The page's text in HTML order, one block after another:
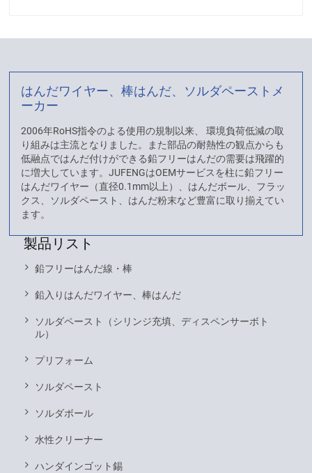
はんだワイヤー、棒はんだ、ソルダペーストメ
ーカー
2006年RoHS指令のよる使用の規制以来、 環境負荷低減の取
り組みは主流となりました。また部品の耐熱性の観点からも
低融点ではんだ付けができる鉛フリーはんだの需要は飛躍的
に増大しています。JUFENGはOEMサービスを柱に鉛フリー
はんだワイヤー（直径0.1mm以上）、はんだボール、フラッ
クス、ソルダペースト、はんだ粉末など豊富に取り揃えてい
ます。
製品リスト
鉛フリーはんだ線・棒
鉛入りはんだワイヤー、棒はんだ
ソルダペースト（シリンジ充填、ディスペンサーボト
ル）
プリフォーム
ソルダペースト
ソルダボール
水性クリーナー
ハンダインゴット錫